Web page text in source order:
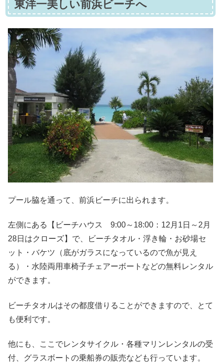
東洋一美しい前浜ビーチへ
プール脇を通って、前浜ビーチに出られます。
左側にある【ビーチハウス 9:00～18:00：12月1日～2月
28日はクローズ】で、ビーチタオル・浮き輪・お砂場セ
ット・バケツ（底がガラスになっているので魚が見え
る）・水陸両用車椅子チェアーボートなどの無料レンタル
ができます。
ビーチタオルはその都度借りることができますので、とて
も便利です。
他にも、ここでレンタサイクル・各種マリンレンタルの受
付、グラスボートの乗船券の販売なども行っています。